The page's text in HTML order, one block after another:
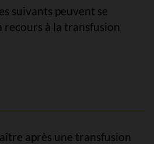
suivants peuvent se
recours à la transfusion
après une transfusion